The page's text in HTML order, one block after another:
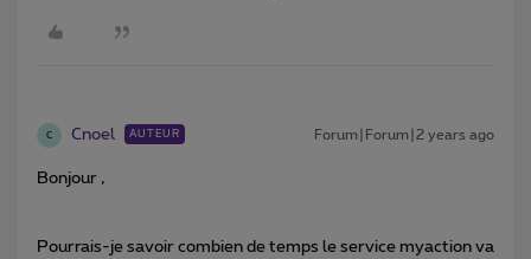
C Cnoel AUTEUR Forum|Forum|2 years ago
Bonjour ,
Pourrais-je savoir combien de temps le service myaction va